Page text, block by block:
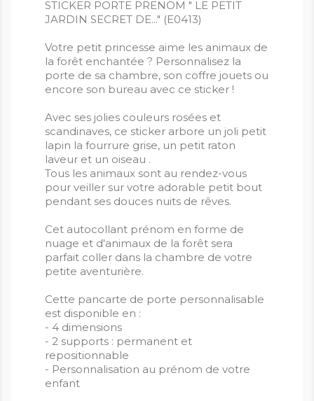
STICKER PORTE PRENOM " LE PETIT
JARDIN SECRET DE..." (E0413)
Votre petit princesse aime les animaux de
la forêt enchantée ? Personnalisez la
porte de sa chambre, son coffre jouets ou
encore son bureau avec ce sticker !
Avec ses jolies couleurs rosées et
scandinaves, ce sticker arbore un joli petit
lapin la fourrure grise, un petit raton
laveur et un oiseau .
Tous les animaux sont au rendez-vous
pour veiller sur votre adorable petit bout
pendant ses douces nuits de rêves.
Cet autocollant prénom en forme de
nuage et d'animaux de la forêt sera
parfait coller dans la chambre de votre
petite aventurière.
Cette pancarte de porte personnalisable
est disponible en :
- 4 dimensions
- 2 supports : permanent et
repositionnable
- Personnalisation au prénom de votre
enfant